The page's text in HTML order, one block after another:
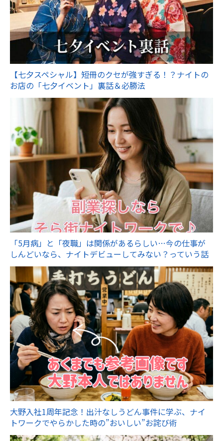
【七夕スペシャル】短冊のクセが強すぎる！？ナイトの
お店の「七夕イベント」裏話＆必勝法
「5月病」と「夜職」は関係があるらしい…今の仕事が
しんどいなら、ナイトデビューしてみない？っていう話
大野入社1周年記念！出汁なしうどん事件に学ぶ、ナイ
トワークでやらかした時の”おいしい”お詫び術